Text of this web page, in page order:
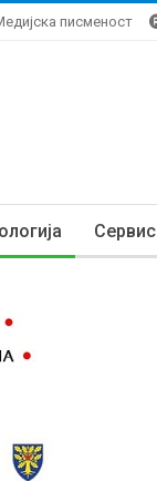
писменост
Сервис